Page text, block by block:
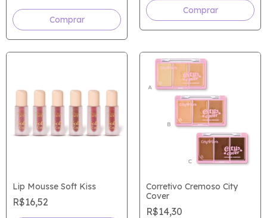
Comprar
Comprar
Lip Mousse Soft Kiss
R$16,52
Corretivo Cremoso City
Cover
R$14,30